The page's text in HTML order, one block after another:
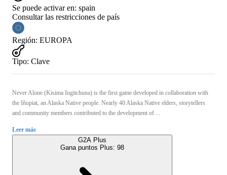
Se puede activar en: spain
Consultar las restricciones de país
Región: EUROPA
Tipo: Clave
Never Alone (Kisima Ingitchuna) is the first game developed in collaboration with
the Iñupiat, an Alaska Native people. Nearly 40 Alaska Native elders, storytellers
and community members contributed to the development of ...
Leer más
G2A Plus
Gana puntos Plus: 98